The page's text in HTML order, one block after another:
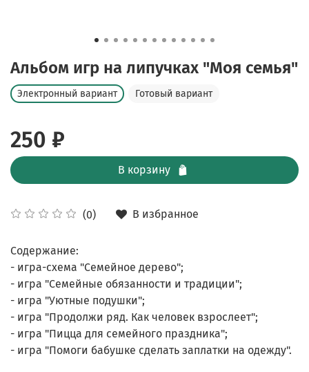
Альбом игр на липучках "Моя семья"
(0) В избранное
Электронный вариант Готовый вариант
250 ₽
В корзину
Содержание:
- игра-схема "Семейное дерево";
- игра "Семейные обязанности и традиции";
- игра "Уютные подушки";
- игра "Продолжи ряд. Как человек взрослеет";
- игра "Пицца для семейного праздника";
- игра "Помоги бабушке сделать заплатки на одежду".